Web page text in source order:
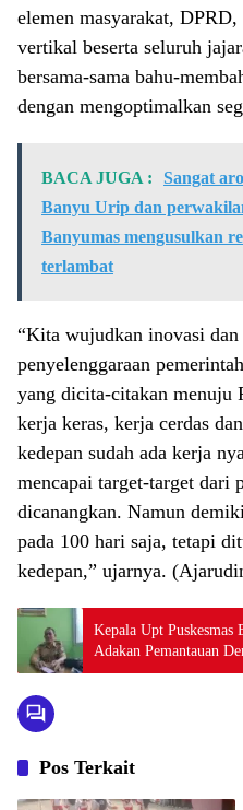
elemen masyarakat,
vertikal beserta seluruh
bersama-sama bahu-
dengan mengoptimalkan
BACA JUGA :
Sangat
Banyu Urip dan
Banyumas mengusulkan
terlambat
“Kita wujudkan inovasi
penyelenggaraan
yang dicita-citakan menuju
kerja keras, kerja cerdas
kedepan sudah ada kerja
mencapai target-target dari
dicanangkan. Namun
pada 100 hari saja, tetapi
kedepan,” ujarnya.
Kepala Upt Puskesmas
Adakan Pemantauan
Mengadakan Pos Yandu
Pos Terkait